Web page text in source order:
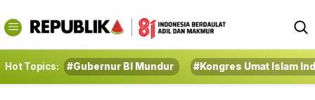
Hot Topics: #Gubernur BI Mundur #Kongres Umat Islam